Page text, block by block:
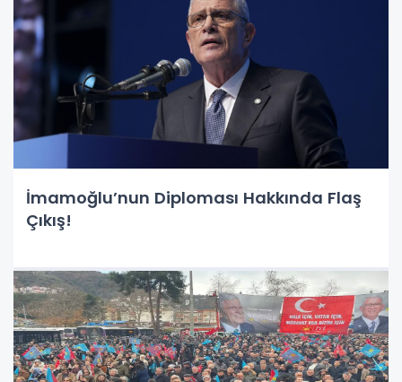
İmamoğlu’nun Diploması Hakkında Flaş
Çıkış!